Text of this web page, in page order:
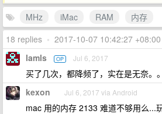
MHz
iMac RAM
内存
18 replies • 2017-10-07 10:42:27 +08:00
lamls OP Jul 6, 2017
买了几次，都降频了，实在是无奈。。
kexon Jul 6, 2017 via Android
mac 用的内存 2133 难道不够用么...